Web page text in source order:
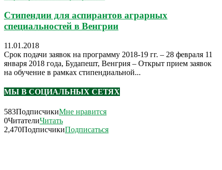
Стипендии для аспирантов аграрных
специальностей в Венгрии
11.01.2018
Cрок подачи заявок на программу 2018-19 гг. – 28 февраля 11
января 2018 года, Будапешт, Венгрия ­– Открыт прием заявок
на обучение в рамках стипендиальной...
МЫ В СОЦИАЛЬНЫХ СЕТЯХ
583ПодписчикиМне нравится
0ЧитателиЧитать
2,470ПодписчикиПодписаться